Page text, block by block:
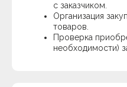
с заказчиком.
Организация
товаров.
Проверка
необходимости)